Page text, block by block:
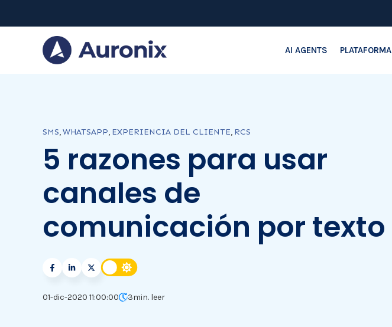
AI AGENTS PLATAFORMA
SMS,WHATSAPP, EXPERIENCIA DEL CLIENTE, RCS
5 razones para usar
canales de
comunicación por texto
01-dic-2020 11:00:00 3min. leer